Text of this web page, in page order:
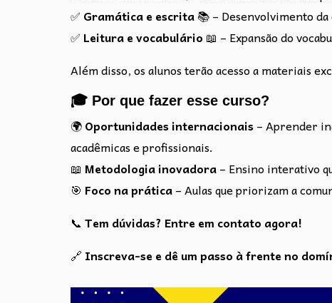
✅ Gramática e escrita📚 – Desenvolvimento
✅ Leitura e vocabulário 📖 – Expansão do
Além disso, os alunos terão acesso a materiais
🎓 Por que fazer esse curso?
🌍Oportunidades internacionais– Aprender
acadêmicas e profissionais.
📖 Metodologia inovadora– Ensino interativo
🎯 Foco na prática– Aulas que priorizam a
📞 Tem dúvidas? Entre em contato agora!
🔗 Inscreva-se e dê um passo à frente no